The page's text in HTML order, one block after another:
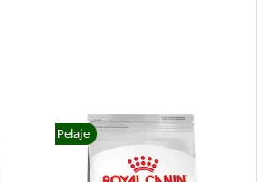
Pelaje